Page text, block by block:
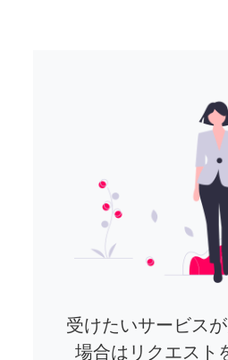
受けたいサービス
場合はリクエスト